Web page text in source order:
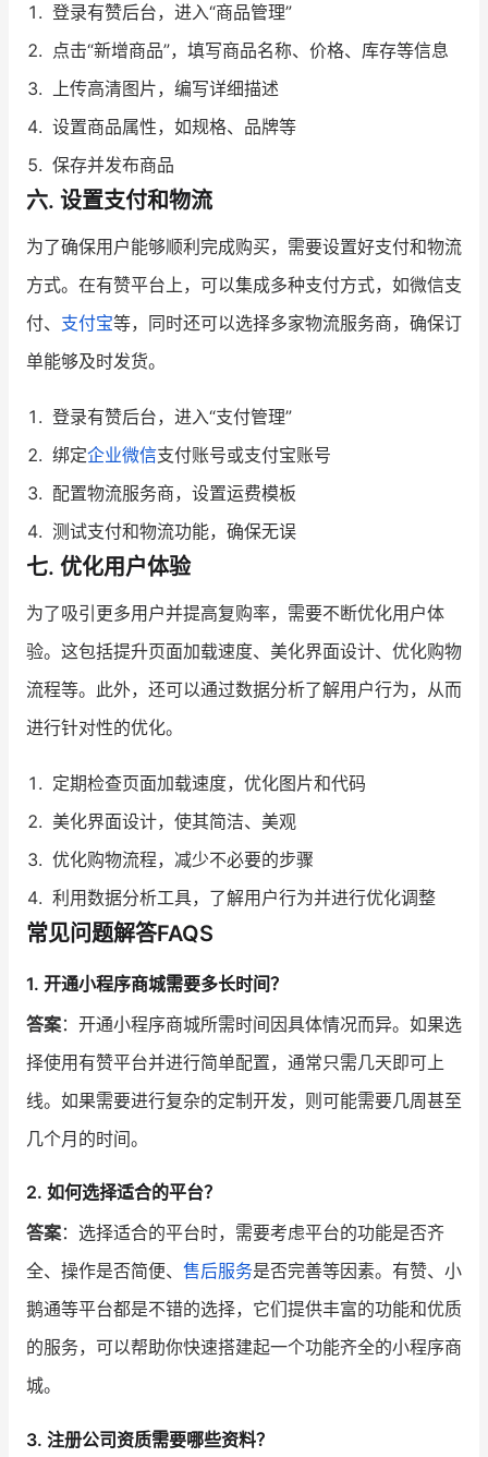
登录有赞后台，进入“商品管理”
点击“新增商品”，填写商品名称、价格、库存等信息
上传高清图片，编写详细描述
设置商品属性，如规格、品牌等
保存并发布商品
六. 设置支付和物流
为了确保用户能够顺利完成购买，需要设置好支付和物流
方式。在有赞平台上，可以集成多种支付方式，如微信支
付、 支付宝等，同时还可以选择多家物流服务商，确保订
单能够及时发货。
登录有赞后台，进入“支付管理”
绑定企业微信支付账号或支付宝账号
配置物流服务商，设置运费模板
测试支付和物流功能，确保无误
七. 优化用户体验
为了吸引更多用户并提高复购率，需要不断优化用户体
验。这包括提升页面加载速度、美化界面设计、优化购物
流程等。此外，还可以通过数据分析了解用户行为，从而
进行针对性的优化。
定期检查页面加载速度，优化图片和代码
美化界面设计，使其简洁、美观
优化购物流程，减少不必要的步骤
利用数据分析工具，了解用户行为并进行优化调整
常见问题解答FAQS
1. 开通小程序商城需要多长时间？
答案：开通小程序商城所需时间因具体情况而异。如果选
择使用有赞平台并进行简单配置，通常只需几天即可上
线。如果需要进行复杂的定制开发，则可能需要几周甚至
几个月的时间。
2. 如何选择适合的平台？
答案：选择适合的平台时，需要考虑平台的功能是否齐
全、操作是否简便、 售后服务是否完善等因素。有赞、小
鹅通等平台都是不错的选择，它们提供丰富的功能和优质
的服务，可以帮助你快速搭建起一个功能齐全的小程序商
城。
3. 注册公司资质需要哪些资料？